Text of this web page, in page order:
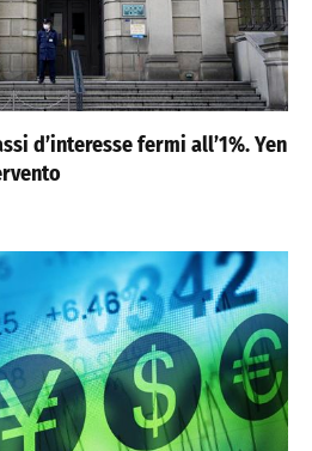
d’interesse fermi all’1%. Yen